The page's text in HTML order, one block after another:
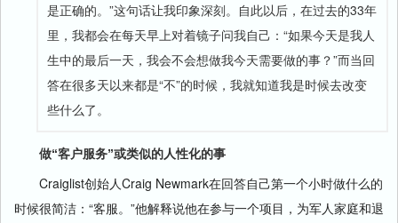
是正确的。”这句话让我印象深刻。自此以后，在过去的33年
里，我都会在每天早上对着镜子问我自己：“如果今天是我人
生中的最后一天，我会不会想做我今天需要做的事？”而当回
答在很多天以来都是“不”的时候，我就知道我是时候去改变
些什么了。
做“客户服务”或类似的人性化的事
Craiglist创始人Craig Newmark在回答自己第一个小时做什么的
时候很简洁：“客服。”他解释说他在参与一个项目，为军人家庭和退